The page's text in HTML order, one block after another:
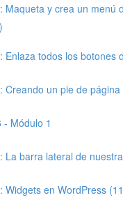
Maqueta y crea un menú
Enlaza todos los botones
Creando un pie de
- Módulo 1
La barra lateral de
Widgets en WordPress